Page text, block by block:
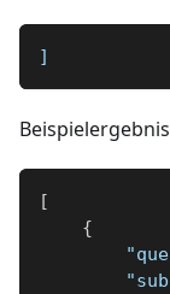
]
[
{